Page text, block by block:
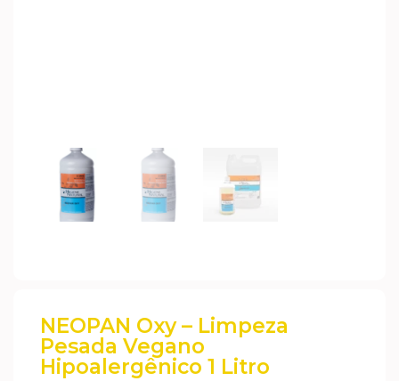
NEOPAN Oxy – Limpeza
Pesada Vegano
Hipoalergênico 1 Litro